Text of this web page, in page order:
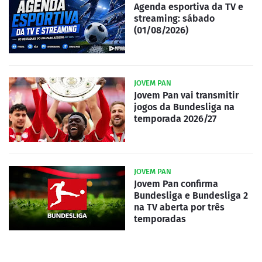
Agenda esportiva da TV e
streaming: sábado
(01/08/2026)
JOVEM PAN
Jovem Pan vai transmitir
jogos da Bundesliga na
temporada 2026/27
JOVEM PAN
Jovem Pan confirma
Bundesliga e Bundesliga 2
na TV aberta por três
temporadas